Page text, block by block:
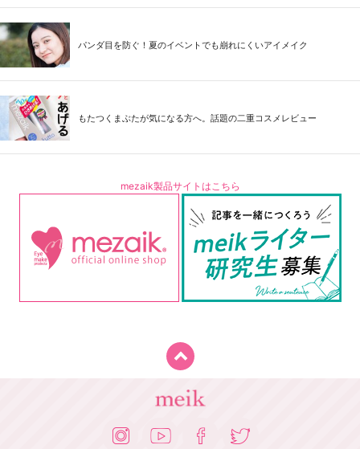
パンダ目を防ぐ！夏のイベントでも崩れにくいアイメイク
もたつくまぶたが気になる方へ。話題の二重コスメレビュー
mezaik製品サイトはこちら